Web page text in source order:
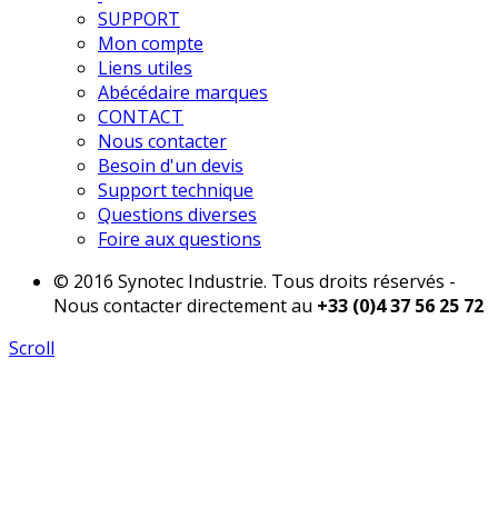
SUPPORT
Mon compte
Liens utiles
Abécédaire marques
CONTACT
Nous contacter
Besoin d'un devis
Support technique
Questions diverses
Foire aux questions
© 2016 Synotec Industrie. Tous droits réservés -
Nous contacter directement au +33 (0)4 37 56 25 72
Scroll